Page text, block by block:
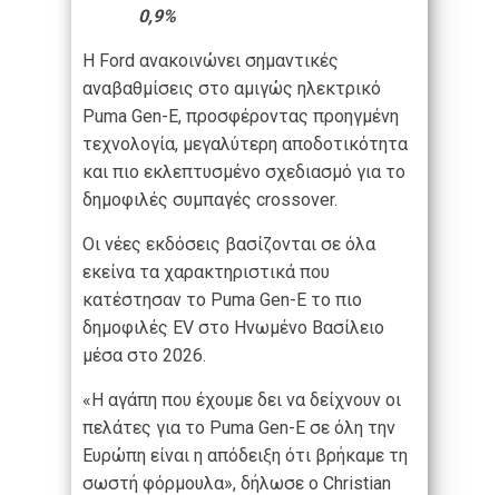
0,9%
Η Ford ανακοινώνει σημαντικές
αναβαθμίσεις στο αμιγώς ηλεκτρικό
Puma Gen-E, προσφέροντας προηγμένη
τεχνολογία, μεγαλύτερη αποδοτικότητα
και πιο εκλεπτυσμένο σχεδιασμό για το
δημοφιλές συμπαγές crossover.
Οι νέες εκδόσεις βασίζονται σε όλα
εκείνα τα χαρακτηριστικά που
κατέστησαν το Puma Gen-E το πιο
δημοφιλές EV στο Ηνωμένο Βασίλειο
μέσα στο 2026.
«Η αγάπη που έχουμε δει να δείχνουν οι
πελάτες για το Puma Gen-E σε όλη την
Ευρώπη είναι η απόδειξη ότι βρήκαμε τη
σωστή φόρμουλα», δήλωσε ο Christian